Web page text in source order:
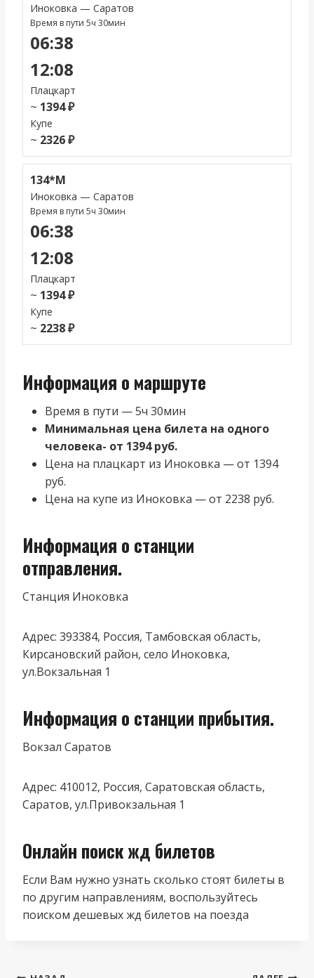
Иноковка — Саратов
Время в пути 5ч 30мин
06:38
12:08
Плацкарт
~ 1394 ₽
Купе
~ 2326 ₽
134*М
Иноковка — Саратов
Время в пути 5ч 30мин
06:38
12:08
Плацкарт
~ 1394 ₽
Купе
~ 2238 ₽
Информация о маршруте
Время в пути — 5ч 30мин
Минимальная цена билета на одного
человека- от 1394 руб.
Цена на плацкарт из Иноковка — от 1394
руб.
Цена на купе из Иноковка — от 2238 руб.
Информация о станции
отправления.
Станция Иноковка
Адрес: 393384, Россия, Тамбовская область,
Кирсановский район, село Иноковка,
ул.Вокзальная 1
Информация о станции прибытия.
Вокзал Саратов
Адрес: 410012, Россия, Саратовская область,
Саратов, ул.Привокзальная 1
Онлайн поиск жд билетов
Если Вам нужно узнать сколько стоят билеты в
по другим направлениям, воспользуйтесь
поиском дешевых жд билетов на поезда